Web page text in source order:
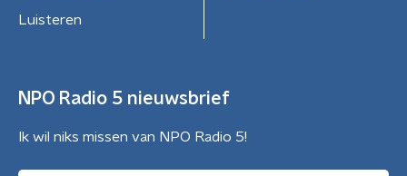
Luisteren
NPO Radio 5 nieuwsbrief
Ik wil niks missen van NPO Radio 5!